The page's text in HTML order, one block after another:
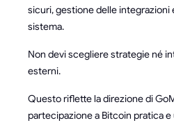
sicuri, gestione delle integrazioni
sistema.
Non devi scegliere strategie né
esterni.
Questo riflette la direzione di
partecipazione a Bitcoin pratica